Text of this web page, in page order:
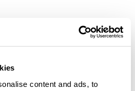
content and ads, to
ancora alcuna recensione.
primo a inviare una recensione!